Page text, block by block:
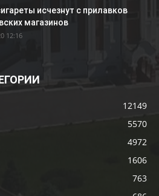
исчезнут с прилавков
магазинов
12:16
12149
5570
4972
1606
763